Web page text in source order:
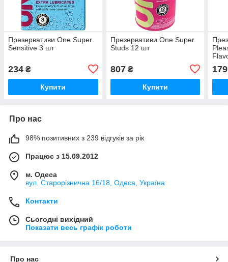
Презервативи One Super
Sensitive 3 шт
234 ₴
Купити
Презервативи One Super
Studs 12 шт
807₴
Купити
179
Про нас
98% позитивних з 239 відгуків за рік
Працює з 15.09.2012
м. Одеса
вул. Старорізнична 16/18, Одеса, Україна
Контакти
Сьогодні вихідний
Показати весь графік роботи
Про нас